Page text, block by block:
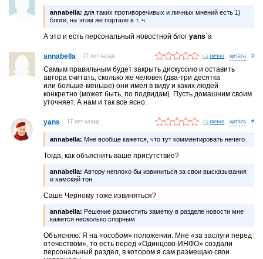
annabella: для таких противоречивых и личных мнений есть 1)
блоги, на этом же портале в т. ч.
А это и есть персональный новостной блогyans`а
annabella 17 лет назад лично #
Самым правильным будет закрыть дискуссию и оставить
автора считать, сколько же человек (два-три десятка
или больше-меньше) они имел в виду и каких людей
конкретно (может быть, по подвидам). Пусть домашним своим
уточняет. А нам и так все ясно.
yans 17 лет назад лично #
annabella: Мне вообще кажется, что тут комментировать нечего
Тогда, как объяснить ваше присутствие?
annabella: Автору неплохо бы извиниться за свои высказывания
и хамский тон
Саше Черному тоже извиняться?
annabella: Решение разместить заметку в разделе новости мне
кажется несколько спорным.
Объясняю. Я на «особом» положении. Мне «за заслуги перед
отечеством», то есть перед «Одинцово-ИНФО» создали
персональный раздел, в котором я сам размещаю свои